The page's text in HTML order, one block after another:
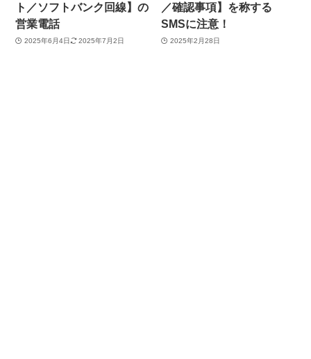
ト／ソフトバンク回線】の
営業電話
2025年6月4日 2025年7月2日
／確認事項】を称する
SMSに注意！
2025年2月28日